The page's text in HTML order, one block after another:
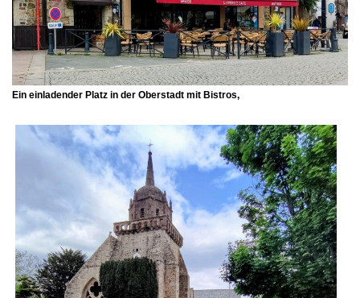
Ein einladender Platz in der Oberstadt mit Bistros,